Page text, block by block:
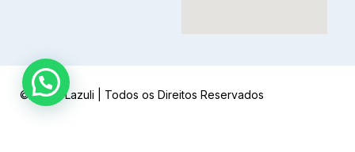
© Ateliê Lazuli | Todos os Direitos Reservados